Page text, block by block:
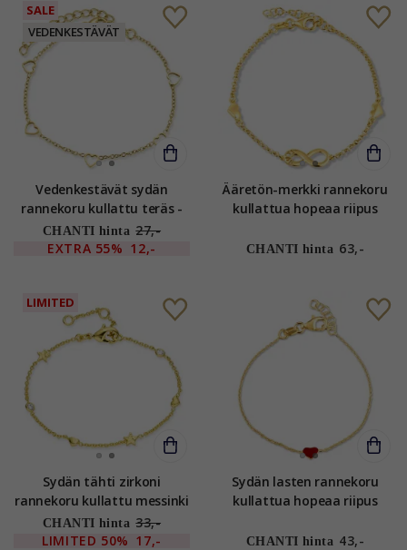
SALE
VEDENKESTÄVÄT
Vedenkestävät sydän
rannekoru kullattu teräs -
OCEANA
CHANTI hinta 27,-
EXTRA 55% 12,-
Ääretön-merkki rannekoru
kullattua hopeaa riipus
CHANTI hinta 63,-
LIMITED
Sydän tähti zirkoni
rannekoru kullattu messinki
- Eliné
CHANTI hinta 33,-
LIMITED 50% 17,-
Sydän lasten rannekoru
kullattua hopeaa riipus
Ones
CHANTI hinta 43,-